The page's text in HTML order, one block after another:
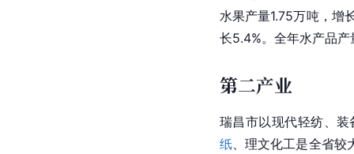
水果产量1.75万吨，增
长5.4%。全年水产品
第二产业
瑞昌市以现代轻纺、装
纸、理文化工是全省较